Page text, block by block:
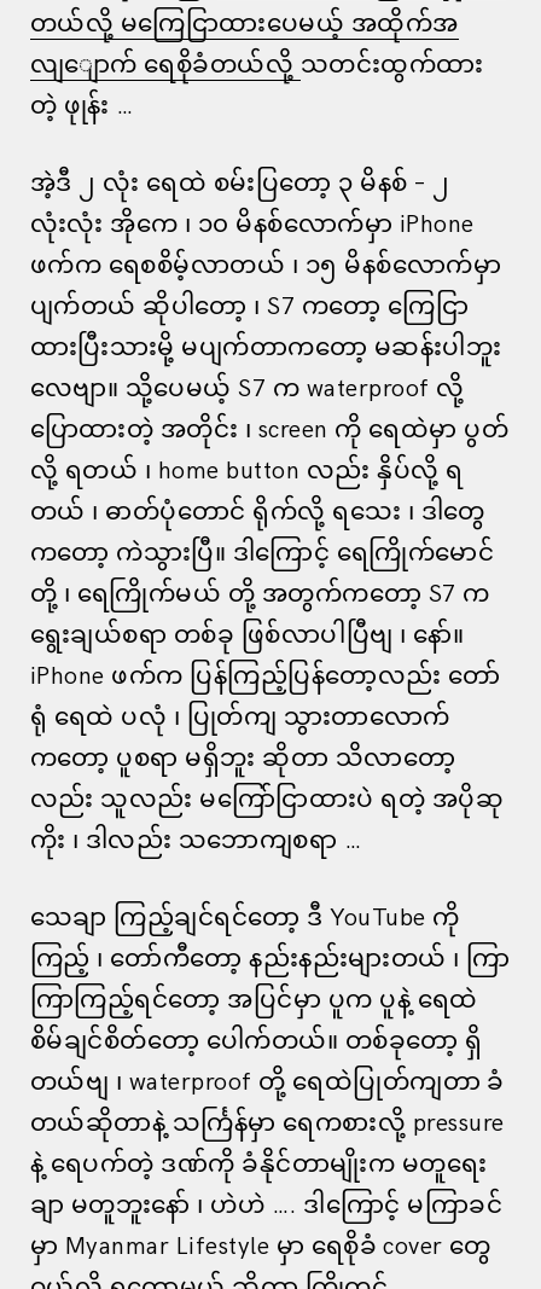
တယ်လို့ မကြေငြာထားပေမယ့် အထိုက်အ
လျျောက် ရေစိုခံတယ်လို့ သတင်းထွက်ထား
တဲ့ ဖုုန်း …
အဲ့ဒီ ၂ လုံး ရေထဲ စမ်းပြတော့ ၃ မိနစ် – ၂
လုံးလုံး အိုကေ ၊ ၁၀ မိနစ်လောက်မှာ iPhone
ဖက်က ရေစစိမ့်လာတယ် ၊ ၁၅ မိနစ်လောက်မှာ
ပျက်တယ် ဆိုပါတော့ ၊ S7 ကတော့ ကြေငြာ
ထားပြီးသားမို့ မပျက်တာကတော့ မဆန်းပါဘူး
လေဗျာ။ သို့ပေမယ့် S7 က waterproof လို့
ပြောထားတဲ့ အတိုင်း ၊ screen ကို ရေထဲမှာ ပွတ်
လို့ ရတယ် ၊ home button လည်း နှိပ်လို့ ရ
တယ် ၊ ဓာတ်ပုံတောင် ရိုက်လို့ ရသေး ၊ ဒါတွေ
ကတော့ ကဲသွားပြီ။ ဒါကြောင့် ရေကြိုက်မောင်
တို့ ၊ ရေကြိုက်မယ် တို့ အတွက်ကတော့ S7 က
ရွေးချယ်စရာ တစ်ခု ဖြစ်လာပါပြီဗျ ၊ နော်။
iPhone ဖက်က ပြန်ကြည့်ပြန်တော့လည်း တော်
ရုံ ရေထဲ ပလုံ ၊ ပြုတ်ကျ သွားတာလောက်
ကတော့ ပူစရာ မရှိဘူး ဆိုတာ သိလာတော့
လည်း သူလည်း မကြော်ငြာထားပဲ ရတဲ့ အပိုဆု
ကိုး ၊ ဒါလည်း သဘောကျစရာ …
သေချာ ကြည့်ချင်ရင်တော့ ဒီ YouTube ကို
ကြည့် ၊ တော်ကီတော့ နည်းနည်းများတယ် ၊ ကြာ
ကြာကြည့်ရင်တော့ အပြင်မှာ ပူက ပူနဲ့ ရေထဲ
စိမ်ချင်စိတ်တော့ ပေါက်တယ်။ တစ်ခုတော့ ရှိ
တယ်ဗျ ၊ waterproof တို့ ရေထဲပြုတ်ကျတာ ခံ
တယ်ဆိုတာနဲ့ သင်္ကြန်မှာ ရေကစားလို့ pressure
နဲ့ ရေပက်တဲ့ ဒဏ်ကို ခံနိုင်တာမျိုးက မတူရေး
ချာ မတူဘူးနော် ၊ ဟဲဟဲ …. ဒါကြောင့် မကြာခင်
မှာ Myanmar Lifestyle မှာ ရေစိုခံ cover တွေ